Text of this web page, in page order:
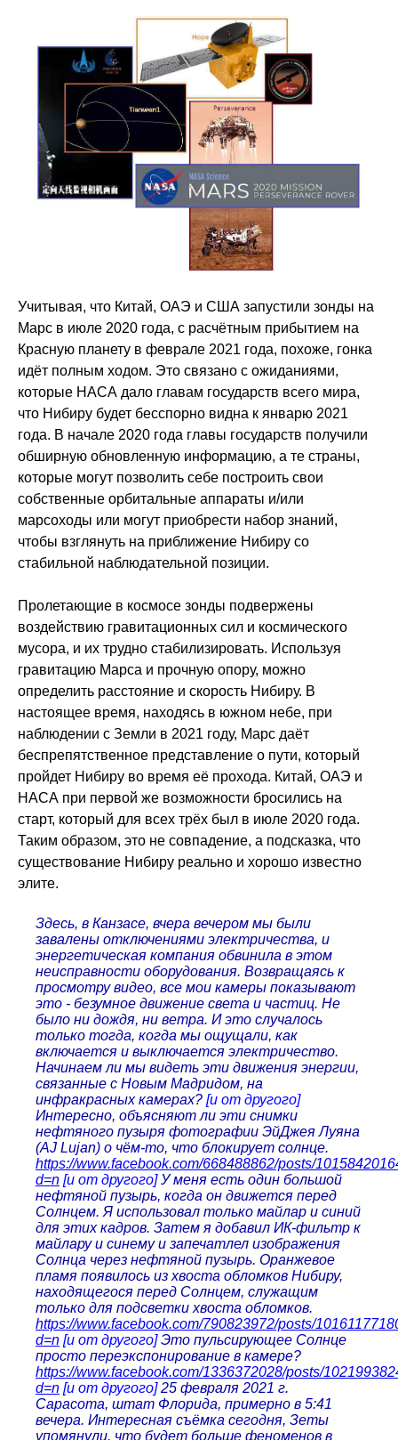
Учитывая, что Китай, ОАЭ и США запустили зонды на
Марс в июле 2020 года, с расчётным прибытием на
Красную планету в феврале 2021 года, похоже, гонка
идёт полным ходом. Это связано с ожиданиями,
которые НАСА дало главам государств всего мира,
что Нибиру будет бесспорно видна к январю 2021
года. В начале 2020 года главы государств получили
обширную обновленную информацию, а те страны,
которые могут позволить себе построить свои
собственные орбитальные аппараты и/или
марсоходы или могут приобрести набор знаний,
чтобы взглянуть на приближение Нибиру со
стабильной наблюдательной позиции.
Пролетающие в космосе зонды подвержены
воздействию гравитационных сил и космического
мусора, и их трудно стабилизировать. Используя
гравитацию Марса и прочную опору, можно
определить расстояние и скорость Нибиру. В
настоящее время, находясь в южном небе, при
наблюдении с Земли в 2021 году, Марс даёт
беспрепятственное представление о пути, который
пройдет Нибиру во время её прохода. Китай, ОАЭ и
НАСА при первой же возможности бросились на
старт, который для всех трёх был в июле 2020 года.
Таким образом, это не совпадение, а подсказка, что
существование Нибиру реально и хорошо известно
элите.
Здесь, в Канзасе, вчера вечером мы были
завалены отключениями электричества, и
энергетическая компания обвинила в этом
неисправности оборудования. Возвращаясь к
просмотру видео, все мои камеры показывают
это - безумное движение света и частиц. Не
было ни дождя, ни ветра. И это случалось
только тогда, когда мы ощущали, как
включается и выключается электричество.
Начинаем ли мы видеть эти движения энергии,
связанные с Новым Мадридом, на
инфракрасных камерах? [и от другого]
Интересно, объясняют ли эти снимки
нефтяного пузыря фотографии ЭйДжея Луяна
(AJ Lujan) о чём-то, что блокирует солнце.
https://www.facebook.com/668488862/posts/
d=n [и от другого] У меня есть один большой
нефтяной пузырь, когда он движется перед
Солнцем. Я использовал только майлар и синий
для этих кадров. Затем я добавил ИК-фильтр к
майлару и синему и запечатлел изображения
Солнца через нефтяной пузырь. Оранжевое
пламя появилось из хвоста обломков Нибиру,
находящегося перед Солнцем, служащим
только для подсветки хвоста обломков.
https://www.facebook.com/790823972/posts/
d=n [и от другого] Это пульсирующее Солнце
просто переэкспонирование в камере?
https://www.facebook.com/1336372028/posts/
d=n [и от другого] 25 февраля 2021 г.
Сарасота, штат Флорида, примерно в 5:41
вечера. Интересная съёмка сегодня, Зеты
упомянули, что будет больше феноменов в